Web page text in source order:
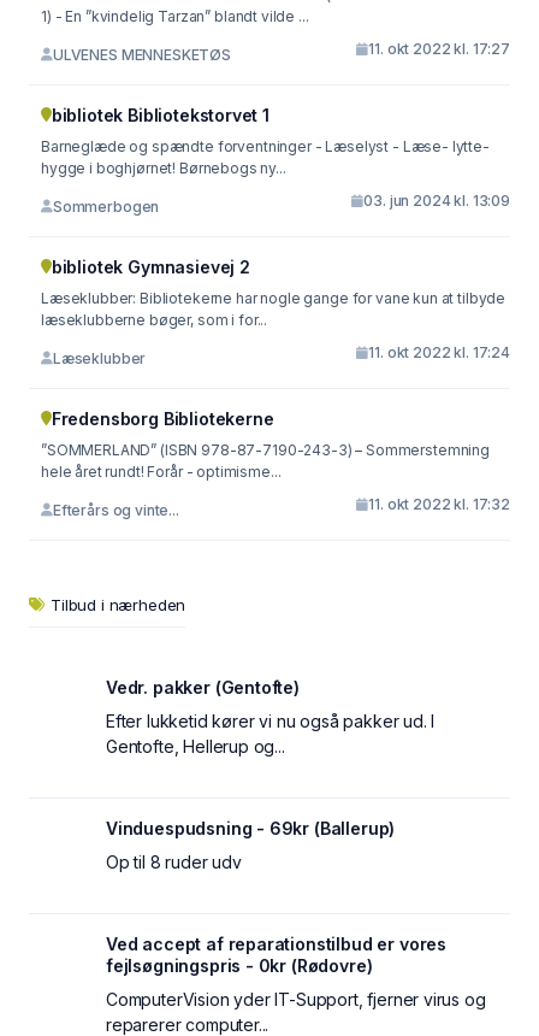
1) - En ”kvindelig Tarzan” blandt vilde ...
ULVENES MENNESKETØS 11. okt 2022 kl. 17:27
bibliotek Bibliotekstorvet 1
Barneglæde og spændte forventninger - Læselyst - Læse- lytte-
hygge i boghjørnet! Børnebogs ny...
Sommerbogen 03. jun 2024 kl. 13:09
bibliotek Gymnasievej 2
Læseklubber: Bibliotekerne har nogle gange for vane kun at tilbyde
læseklubberne bøger, som i for...
Læseklubber 11. okt 2022 kl. 17:24
Fredensborg Bibliotekerne
”SOMMERLAND” (ISBN 978-87-7190-243-3) – Sommerstemning
hele året rundt! Forår - optimisme...
Efterårs og vinte... 11. okt 2022 kl. 17:32
Tilbud i nærheden
Vedr. pakker (Gentofte)
Efter lukketid kører vi nu også pakker ud. I
Gentofte, Hellerup og...
Vinduespudsning - 69kr (Ballerup)
Op til 8 ruder udv
Ved accept af reparationstilbud er vores
fejlsøgningspris - 0kr (Rødovre)
ComputerVision yder IT-Support, fjerner virus og
reparerer computer...